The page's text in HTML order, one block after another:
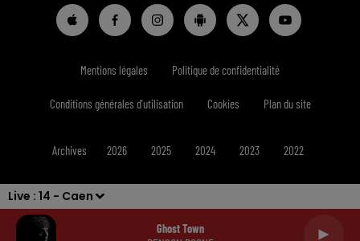
Live : 14 - Caen
Ghost Town
Mentions légales Politique de confidentialité
Conditions générales d'utilisation Cookies Plan du site
Archives 2026 2025 2024 2023 2022